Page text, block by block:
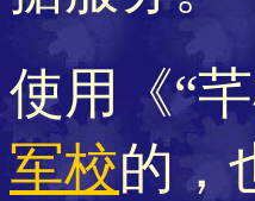
使用《“
军校的，